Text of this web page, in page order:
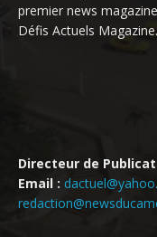
premier news
Défis Actuels Magazine.
Directeur de
Email :